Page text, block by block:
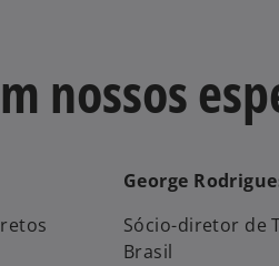
nossos
George
Sócio-diretor de
Brasil